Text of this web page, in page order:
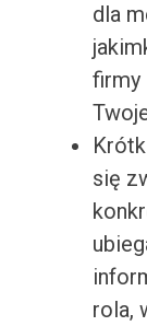
dla
firmy
się
rola,